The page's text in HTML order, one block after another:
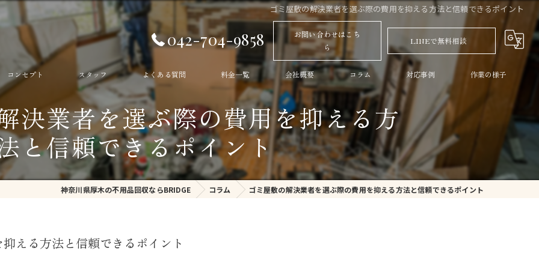
ゴミ屋敷の解決業者を選ぶ際の費用を抑える方法と信頼できるポイント
042-704-9858
お問い合わせはこち
ら
LINEで無料相談
コンセプト スタッフ よくある質問 料金一覧
生前整理
遺品整理
ゴミ部屋
ゴミ屋敷
会社概要 コラム 対応事例 作業の様子
決業者を選ぶ際の費用を抑える方
と信頼できるポイント
神奈川県厚木の不用品回収ならBRIDGE コラム ゴミ屋敷の解決業者を選ぶ際の費用を抑える方法と信頼できるポイント
える方法と信頼できるポイント